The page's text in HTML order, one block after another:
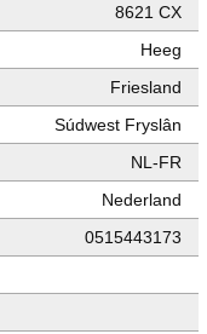
8621 CX
Heeg
Friesland
Súdwest Fryslân
NL-FR
Nederland
0515443173